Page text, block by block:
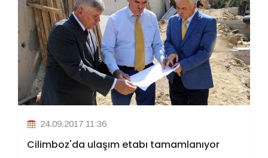
24.09.2017 11:36
Cilimboz'da ulaşım etabı tamamlanıyor